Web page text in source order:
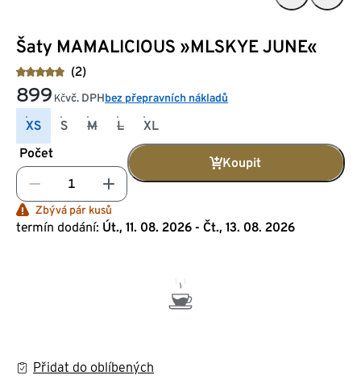
Šaty MAMALICIOUS »MLSKYE JUNE«
(2)
899 Kčvč. DPHbez přepravních nákladů
XS S M L
XL
Počet
Koupit
Zbývá pár kusů
termín dodání: Út., 11. 08. 2026 - Čt., 13. 08. 2026
Přidat do oblíbených